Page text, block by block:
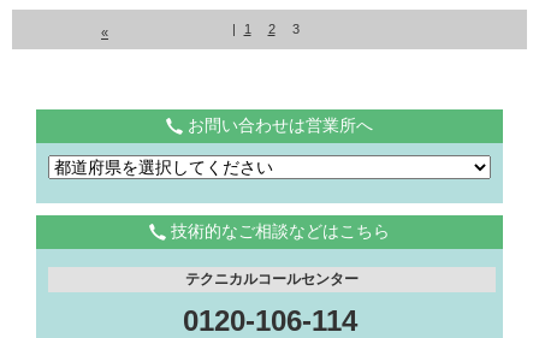
« | 1 2 3
お問い合わせは営業所へ
技術的なご相談などはこちら
テクニカルコールセンター
0120-106-114